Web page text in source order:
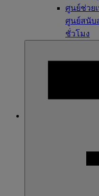
ศูนย์ช่วย
ศูนย์สนับ
ชั่วโมง